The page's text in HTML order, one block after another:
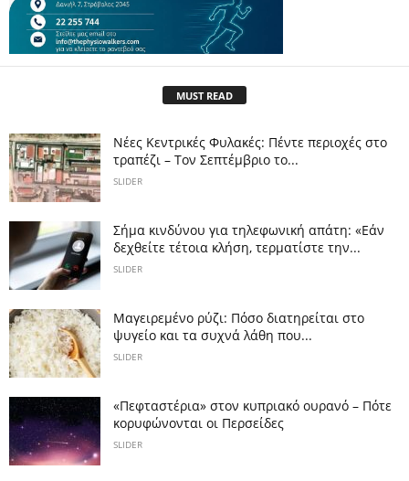
MUST READ
Νέες Κεντρικές Φυλακές: Πέντε περιοχές στο
τραπέζι – Τον Σεπτέμβριο το...
SLIDER
Σήμα κινδύνου για τηλεφωνική απάτη: «Εάν
δεχθείτε τέτοια κλήση, τερματίστε την...
SLIDER
Μαγειρεμένο ρύζι: Πόσο διατηρείται στο
ψυγείο και τα συχνά λάθη που...
SLIDER
«Πεφταστέρια» στον κυπριακό ουρανό – Πότε
κορυφώνονται οι Περσείδες
SLIDER